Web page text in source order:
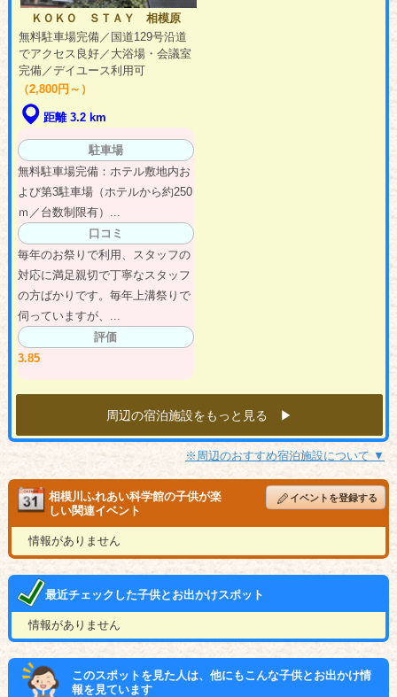
ＫＯＫＯ ＳＴＡＹ 相模原
無料駐車場完備／国道129号沿道
でアクセス良好／大浴場・会議室
完備／デイユース利用可
（2,800円～）
距離 3.2 km
駐車場
無料駐車場完備：ホテル敷地内お
よび第3駐車場（ホテルから約250
ｍ／台数制限有）...
口コミ
毎年のお祭りで利用、スタッフの
対応に満足親切で丁寧なスタッフ
の方ばかりです。毎年上溝祭りで
伺っていますが、...
評価
3.85
周辺の宿泊施設をもっと見る ▶︎
※周辺のおすすめ宿泊施設について ▼
相模川ふれあい科学館の子供が楽
しい関連イベント
イベントを登録する
情報がありません
最近チェックした子供とお出かけスポット
情報がありません
このスポットを見た人は、他にもこんな子供とお出かけ情
報を見ています